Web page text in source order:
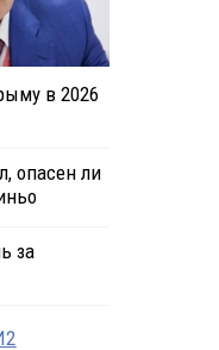
в 2026
опасен ли
за